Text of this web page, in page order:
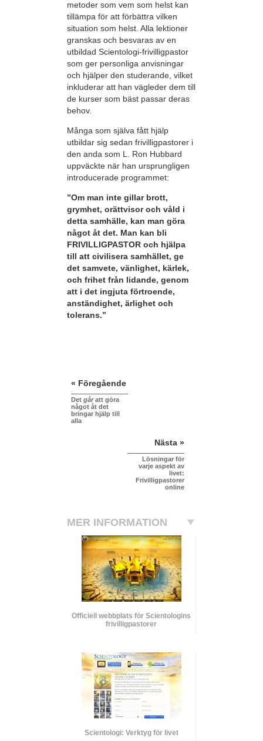
metoder som vem som helst kan
tillämpa för att förbättra vilken
situation som helst. Alla lektioner
granskas och besvaras av en
utbildad Scientologi-frivilligpastor
som ger personliga anvisningar
och hjälper den studerande, vilket
inkluderar att han vägleder dem till
de kurser som bäst passar deras
behov.
Många som själva fått hjälp
utbildar sig sedan frivilligpastorer i
den anda som L. Ron Hubbard
uppväckte när han ursprungligen
introducerade programmet:
”Om man inte gillar brott,
grymhet, orättvisor och våld i
detta samhälle, kan man göra
något åt det. Man kan bli
FRIVILLIGPASTOR och hjälpa
till att civilisera samhället, ge
det samvete, vänlighet, kärlek,
och frihet från lidande, genom
att i det ingjuta förtroende,
anständighet, ärlighet och
tolerans.”
« Föregående
Det gåratt göra
något åt det
bringar hjälp till
alla
Nästa »
Lösningar för
varje aspekt av
livet:
Frivilligpastorer
online
MER INFORMATION
Officiell webbplats för Scientologins
frivilligpastorer
Scientologi: Verktyg för livet